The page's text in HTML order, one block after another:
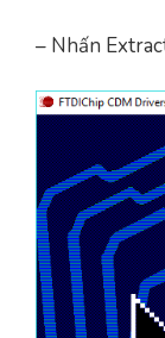
– Nhấn